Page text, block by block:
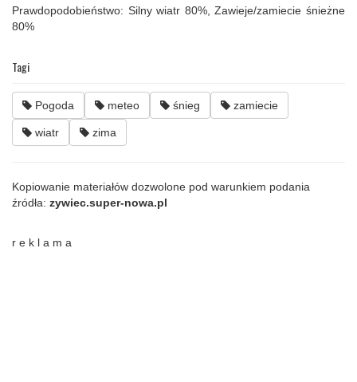
Prawdopodobieństwo: Silny wiatr 80%, Zawieje/zamiecie śnieżne
80%
Tagi
Pogoda meteo śnieg zamiecie
wiatr zima
Kopiowanie materiałów dozwolone pod warunkiem podania
źródła: zywiec.super-nowa.pl
r e k l a m a